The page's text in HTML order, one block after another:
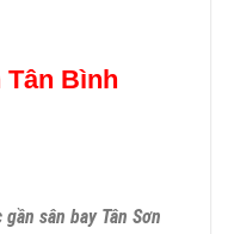
Bình
sân bay Tân Sơn